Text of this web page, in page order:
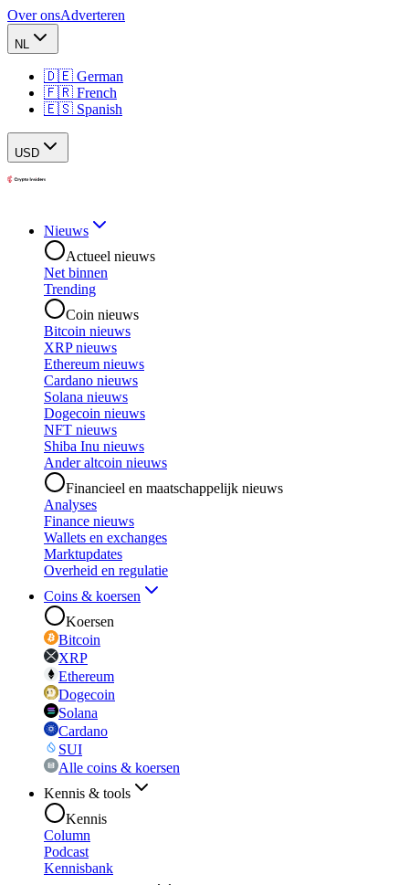
Over onsAdverteren
NL
🇩🇪 German
🇫🇷 French
🇪🇸 Spanish
USD
Nieuws
Actueel nieuws
Net binnen
Trending
Coin nieuws
Bitcoin nieuws
XRP nieuws
Ethereum nieuws
Cardano nieuws
Solana nieuws
Dogecoin nieuws
NFT nieuws
Shiba Inu nieuws
Ander altcoin nieuws
Financieel en maatschappelijk nieuws
Analyses
Finance nieuws
Wallets en exchanges
Marktupdates
Overheid en regulatie
Coins & koersen
Koersen
Bitcoin
XRP
Ethereum
Dogecoin
Solana
Cardano
SUI
Alle coins & koersen
Kennis & tools
Kennis
Column
Podcast
Kennisbank